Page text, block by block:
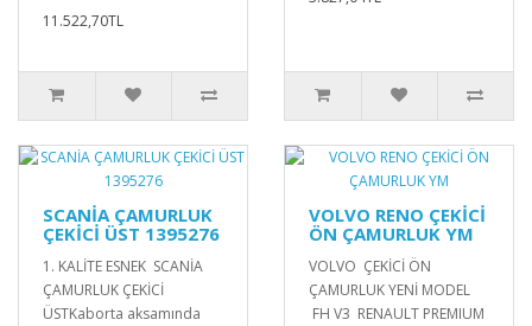
11.522,70TL
SCANİA ÇAMURLUK
ÇEKİCİ ÜST 1395276
1. KALİTE ESNEK SCANİA
ÇAMURLUK ÇEKİCİ
ÜSTKaborta aksamında
VOLVO RENO ÇEKİCİ
ÖN ÇAMURLUK YM
VOLVO ÇEKİCİ ÖN
ÇAMURLUK YENİ MODEL
FH V3 RENAULT PREMIUM